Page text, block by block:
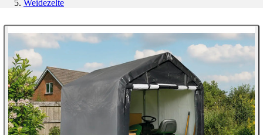
Weidezelte